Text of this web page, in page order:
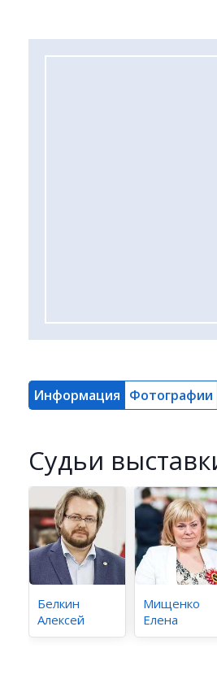
Информация Фотографии
Cудьи
Белкин
Алексей
Мищенко
Елена